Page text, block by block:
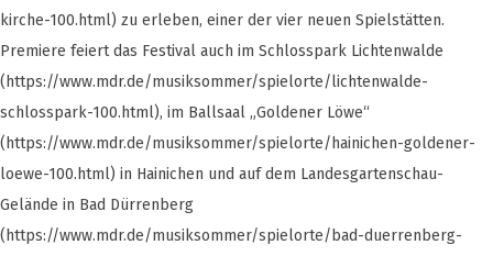
kirche-100.html) zu erleben, einer der vier neuen Spielstätten.
Premiere feiert das Festival auch im Schlosspark Lichtenwalde
(https://www.mdr.de/musiksommer/spielorte/lichtenwalde-
schlosspark-100.html), im Ballsaal „Goldener Löwe“
(https://www.mdr.de/musiksommer/spielorte/hainichen-goldener-
loewe-100.html) in Hainichen und auf dem Landesgartenschau-
Gelände in Bad Dürrenberg
(https://www.mdr.de/musiksommer/spielorte/bad-duerrenberg-